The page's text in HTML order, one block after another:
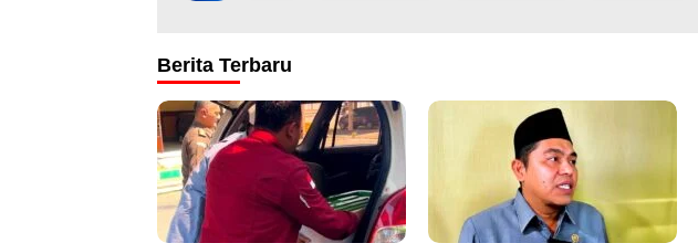
Berita Terbaru